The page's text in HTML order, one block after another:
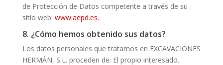
de Protección de Datos competente a través de su
sitio web: www.aepd.es.
8. ¿Cómo hemos obtenido sus datos?
Los datos personales que tratamos en EXCAVACIONES
HERMÁN, S.L. proceden de: El propio interesado.